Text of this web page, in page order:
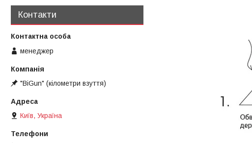
Контакти
менеджер
"BiGun" (кілометри взуття)
Київ, Україна